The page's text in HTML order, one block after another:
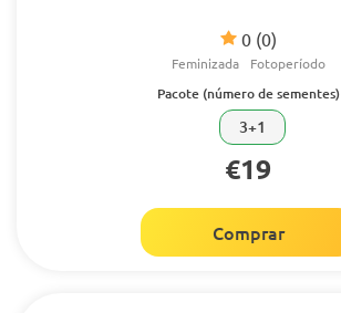
0 (0)
Feminizada Fotoperíodo
Pacote (número de sementes)
3+1
€19
Comprar